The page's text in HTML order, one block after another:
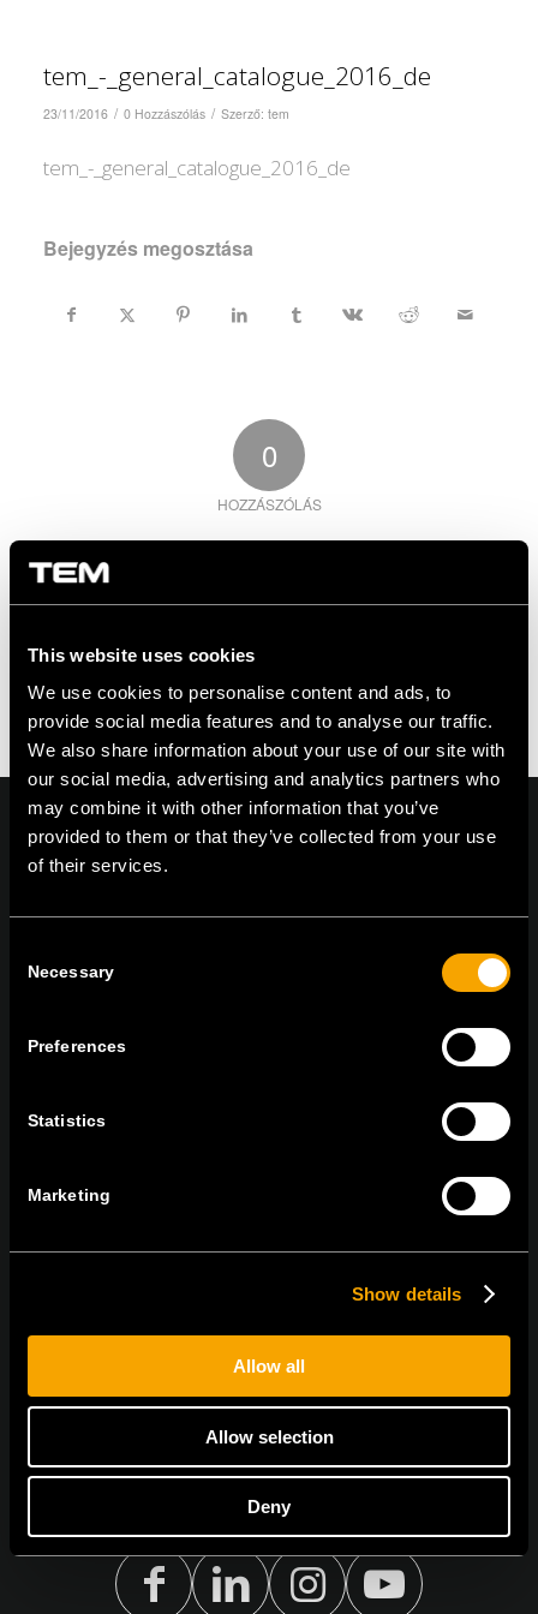
This website uses cookies
We use cookies to personalise content and ads, to
provide social media features and to analyse our traffic.
We also share information about your use of our site with
our social media, advertising and analytics partners who
may combine it with other information that you’ve
provided to them or that they’ve collected from your use
of their services.
Selection
Necessary
Preferences
Statistics
Marketing
Show details
Allow all
Allow selection
Deny
tem_-_general_catalogue_2016_de
23/11/2016 / 0 Hozzászólás / Szerző: tem
tem_-_general_catalogue_2016_de
Bejegyzés megosztása
0
HOZZÁSZÓLÁS
Hagyjon egy választ!
Nyugodtan járulj hozzá az alábbiakban!
You must be logged in to post a comment.
IRATKOZZON FEL AZ E-HÍRLEVÉLRE